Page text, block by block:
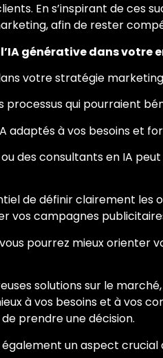
En s’inspirant de ces
afin de rester
générative dans votre
votre stratégie
qui pourraient
adaptés à vos besoins et
des consultants en IA
de définir clairement les
vos campagnes
pourrez mieux orienter
solutions sur le
à vos besoins et à vos
prendre une décision.
un aspect crucial